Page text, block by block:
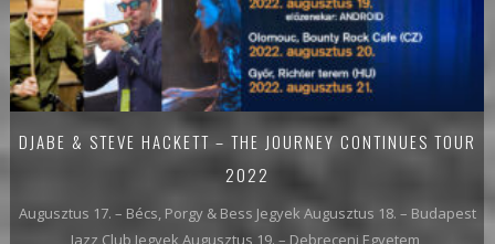
DJABE & STEVE HACKETT – THE JOURNEY CONTINUES TOUR
2022
Augusztus 17. – Bécs, Porgy & Bess Jegyek Augusztus 18. – Budapest
Jazz Club Jegyek Augusztus 19. – Debreceni Egyetem,